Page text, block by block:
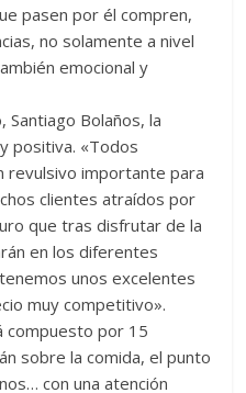
pasen por él compren,
no solamente a nivel
emocional y
Bolaños, la
positiva. «Todos
revulsivo importante para
clientes atraídos por
que tras disfrutar de la
en los diferentes
unos excelentes
muy competitivo».
compuesto por 15
sobre la comida, el punto
con una atención